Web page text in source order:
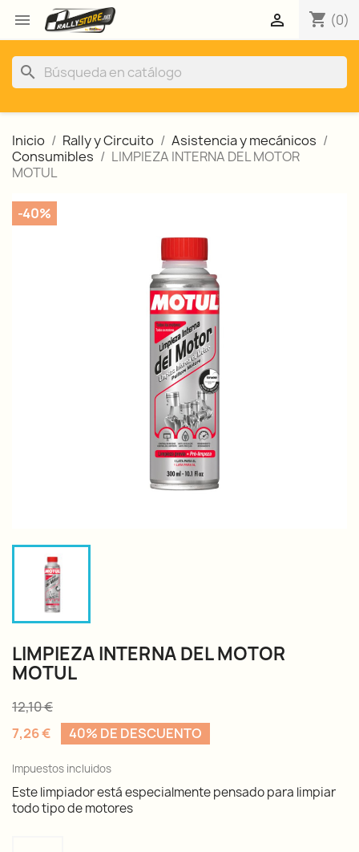
 shopping_cart (0)

search
Inicio Rally y Circuito
Asistencia y mecánicos
Consumibles
LIMPIEZA INTERNA DEL MOTOR
MOTUL
-40%
LIMPIEZA INTERNA DEL MOTOR
MOTUL
12,10 €
7,26 €
40% DE DESCUENTO
Impuestos incluidos
Este limpiador está especialmente pensado para limpiar
todo tipo de motores